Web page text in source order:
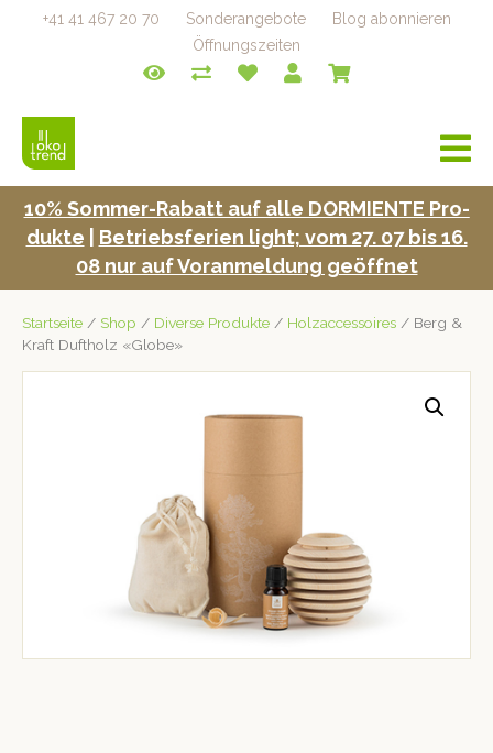
+41 41 467 20 70 Sonderangebote
Blog abonnieren
Öffnungszeiten
a
v
i
10% Som­mer-Rabatt auf alle DORMIENTE Pro­
duk­te
Betrieb­s­fe­rien light; vom 27. 07 bis 16.
08 nur auf Voran­mel­dung geöffnet
Startseite / Shop / Diverse Produkte / Holzaccessoires / Berg &
Kraft Duftholz «Globe»